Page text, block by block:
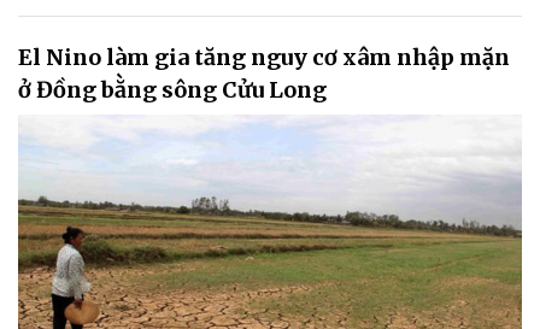
El Nino làm gia tăng nguy cơ xâm nhập mặn
ở Đồng bằng sông Cửu Long